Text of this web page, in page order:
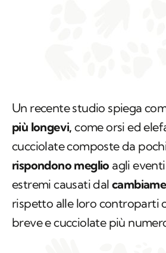
Un recente studio spiega
più longevi, come orsi ed
cucciolate composte da
rispondono meglio agli
estremi causati dal
rispetto alle loro controparti
breve e cucciolate più